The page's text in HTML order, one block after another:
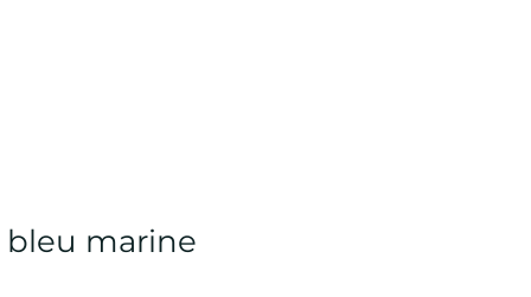
bleu marine